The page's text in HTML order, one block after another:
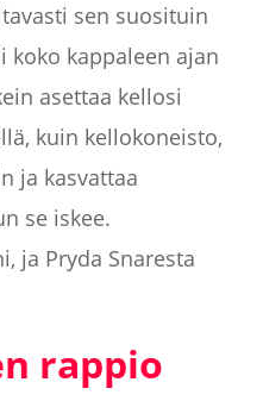
sen suosituin
koko kappaleen ajan
asettaa kellosi
kuin kellokoneisto,
ja kasvattaa
se iskee.
ja Pryda Snaresta
rappio